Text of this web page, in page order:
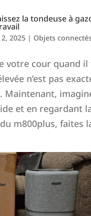
la tondeuse à
2025 | Objets connectés
votre cour quand il
n’est pas
Maintenant,
et en regardant
m800plus, faites